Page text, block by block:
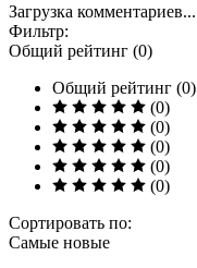
Загрузка комментариев...
Фильтр:
Общий рейтинг (0)
Общий рейтинг (0)
(0)
(0)
(0)
(0)
(0)
Сортировать по:
Самые новые